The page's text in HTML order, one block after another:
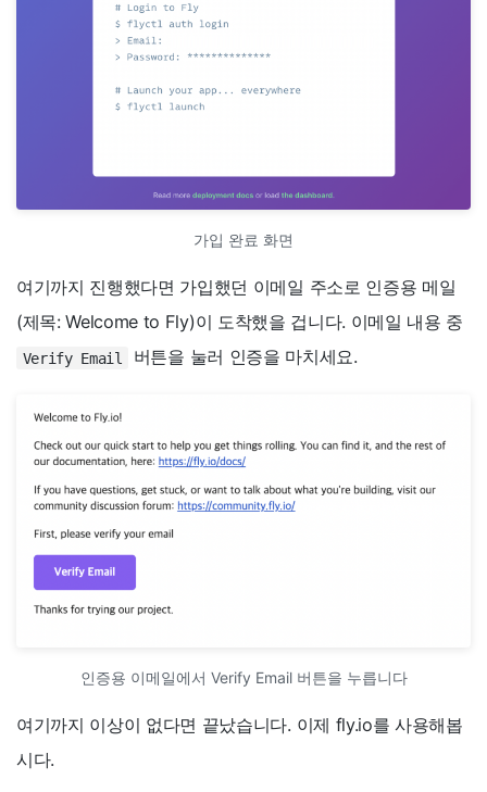
가입 완료 화면
여기까지 진행했다면 가입했던 이메일 주소로 인증용 메일
(제목: Welcome to Fly)이 도착했을 겁니다. 이메일 내용 중
Verify Email 버튼을 눌러 인증을 마치세요.
인증용 이메일에서 Verify Email 버튼을 누릅니다
여기까지 이상이 없다면 끝났습니다. 이제 fly.io를 사용해봅
시다.